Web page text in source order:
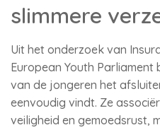
slimmere
Uit het onderzoek van
European Youth
van de jongeren het
eenvoudig vindt. Ze
veiligheid en gemoedsrust,